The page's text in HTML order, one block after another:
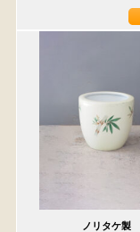
ノリタケ製